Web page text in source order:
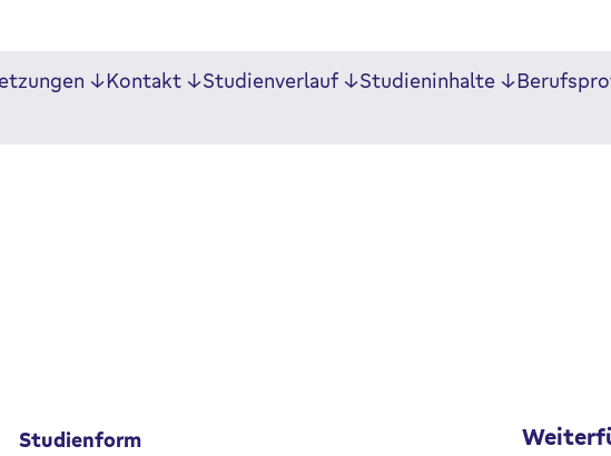
Kontakt Studienverlauf Studieninhalte
Studienform